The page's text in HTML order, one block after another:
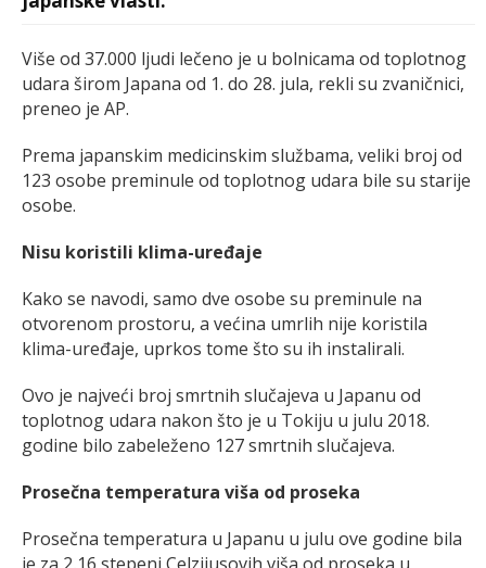
Više od 37.000 ljudi lečeno je u bolnicama od toplotnog
udara širom Japana od 1. do 28. jula, rekli su zvaničnici,
preneo je AP.
Prema japanskim medicinskim službama, veliki broj od
123 osobe preminule od toplotnog udara bile su starije
osobe.
Nisu koristili klima-uređaje
Kako se navodi, samo dve osobe su preminule na
otvorenom prostoru, a većina umrlih nije koristila
klima-uređaje, uprkos tome što su ih instalirali.
Ovo je najveći broj smrtnih slučajeva u Japanu od
toplotnog udara nakon što je u Tokiju u julu 2018.
godine bilo zabeleženo 127 smrtnih slučajeva.
Prosečna temperatura viša od proseka
Prosečna temperatura u Japanu u julu ove godine bila